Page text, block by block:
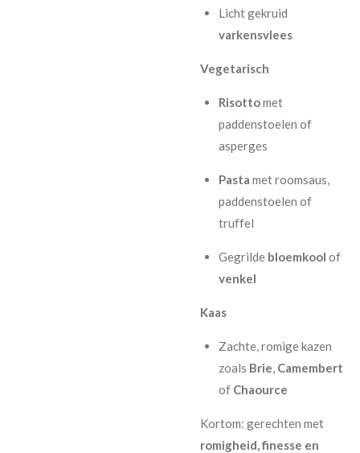
Licht gekruid
varkensvlees
Vegetarisch
Risottomet
paddenstoelen of
asperges
Pasta met roomsaus,
paddenstoelen of
truffel
Gegrilde bloemkool of
venkel
Kaas
Zachte, romige kazen
zoals Brie, Camembert
of Chaource
Kortom: gerechten met
romigheid, finesse en